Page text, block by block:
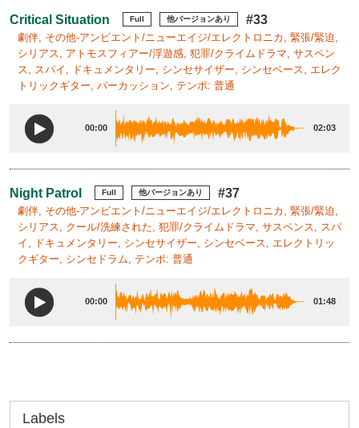
Critical Situation Full 他バージョンあり #33
劇伴, その他-アンビエント/ニューエイジ/エレクトロニカ, 緊張/緊迫,
シリアス, アトモスフィアー/浮遊感, 犯罪/クライムドラマ, サスペン
ス, スパイ, ドキュメンタリー, シンセサイザー, シンセベース, エレク
トリックギター, パーカッション, テンポ: 普通
00:00 02:03
Night Patrol Full 他バージョンあり #37
劇伴, その他-アンビエント/ニューエイジ/エレクトロニカ, 緊張/緊迫,
シリアス, クール/洗練された, 犯罪/クライムドラマ, サスペンス, スパ
イ, ドキュメンタリー, シンセサイザー, シンセベース, エレクトリッ
クギター, シンセドラム, テンポ: 普通
00:00 01:48
Labels